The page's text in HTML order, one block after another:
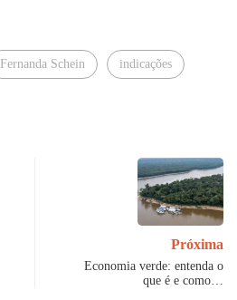
Fernanda Schein indicações
Próxima
Economia verde: entenda o
que é e como…